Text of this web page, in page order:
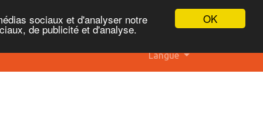
OK
sociaux et d'analyser notre
de publicité et d'analyse.
Langue